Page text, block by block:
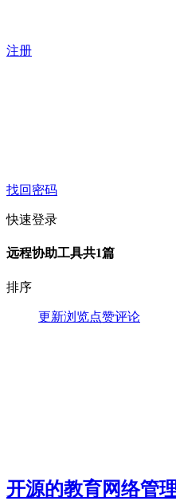
注册
找回密码
快速登录
远程协助工具共1篇
排序
更新浏览点赞评论
开源的教育网络管